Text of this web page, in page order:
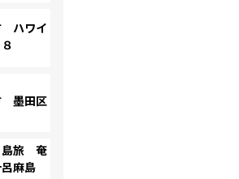
ハワイ
墨田区
島旅 奄
麻島